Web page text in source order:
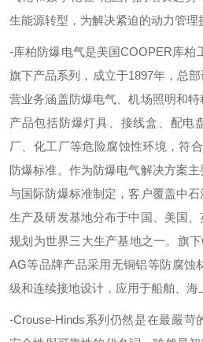
生能源转型，为解决紧迫的动力管理
-库柏防爆电气是美国COOPER库柏
旗下产品系列，成立于1897年，总
营业务涵盖防爆电气、机场照明和
产品包括防爆灯具、接线盒、配电
厂、化工厂等危险腐蚀性环境，符合
防爆标准。作为防爆电气解决方案
与国际防爆标准制定，客户覆盖中石
生产及研发基地分布于中国、美国
规划为世界三大生产基地之一。旗下
AG等品牌产品采用无铜铝等防腐蚀
级和连续接地设计，应用于船舶、海
-Crouse-Hinds系列仍然是在最嚴苛